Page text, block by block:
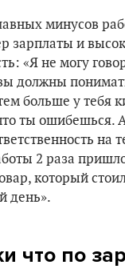
минусов
зарплаты и
«Я не могу
должны
больше у тебя
ты ошибешься.
на
2 раза
который
день».
что по